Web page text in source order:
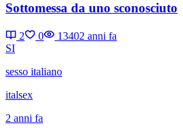
Sottomessa da uno sconosciuto
2 0 13402 anni fa
SI
sesso italiano
italsex
2 anni fa